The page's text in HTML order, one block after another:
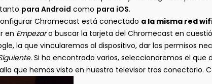
para Android como para iOS.
Chromecast está conectado a la misma red
en Empezaro buscar la tarjeta del Chromecast en
la que vincularemos al dispositivo, dar los permisos
. Si ha encontrado varios, seleccionaremos el
que hemos visto en nuestro televisor tras conectarlo.